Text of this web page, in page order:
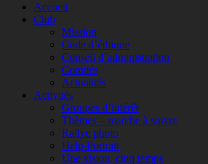
Accueil
Club
Mission
Code d’éthique
Conseil d’administration
Comités
Actualités
Activités
Groupes d’intérêt
Thèmes – marche à suivre
Rallye photo
Help-Portrait
Une vision, cinq temps